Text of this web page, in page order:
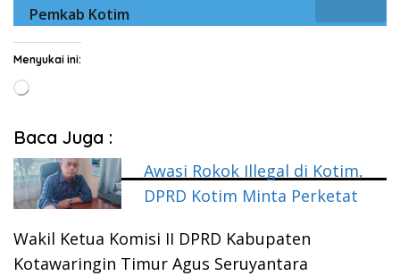
Pemkab Kotim
Menyukai ini:
Memuat...
Baca Juga :
Awasi Rokok Illegal di Kotim,
DPRD Kotim Minta Perketat
Wakil Ketua Komisi II DPRD Kabupaten
Kotawaringin Timur Agus Seruyantara